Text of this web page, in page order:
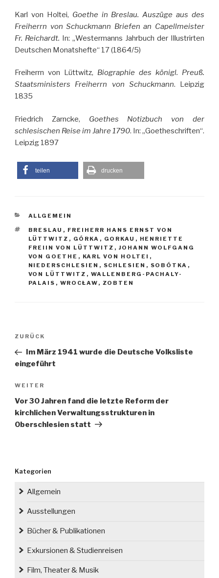
Karl von Holtei, Goethe in Breslau. Auszüge aus des
Freiherrn von Schuckmann Briefen an Capellmeister
Fr. Reichardt. In: „Westermanns Jahrbuch der Illustrirten
Deutschen Monatshefte“ 17 (1864/5)
Freiherrn von Lüttwitz, Biographie des königl. Preuß.
Staatsministers Freiherrn von Schuckmann. Leipzig
1835
Friedrich Zarncke, Goethes Notizbuch von der
schlesischen Reise im Jahre 1790. In: „Goetheschriften“.
Leipzig 1897
teilen drucken
KATEGORIEN
ALLGEMEIN
SCHLAGWÖRTER
BRESLAU , FREIHERR HANS ERNST VON
LÜTTWITZ , GÓRKA , GORKAU , HENRIETTE
FREIIN VON LÜTTWITZ , JOHANN WOLFGANG
VON GOETHE , KARL VON HOLTEI ,
NIEDERSCHLESIEN , SCHLESIEN , SOBÓTKA ,
VON LÜTTWITZ , WALLENBERG-PACHALY-
PALAIS , WROCŁAW , ZOBTEN
Beitragsnavigation
Vorheriger
Beitrag
ZURÜCK
Im März 1941 wurde die Deutsche Volksliste
eingeführt
Nächster
Beitrag
WEITER
Vor 30 Jahren fand die letzte Reform der
kirchlichen Verwaltungsstrukturen in
Oberschlesien statt
Kategorien
Allgemein
Ausstellungen
Bücher & Publikationen
Exkursionen & Studienreisen
Film, Theater & Musik